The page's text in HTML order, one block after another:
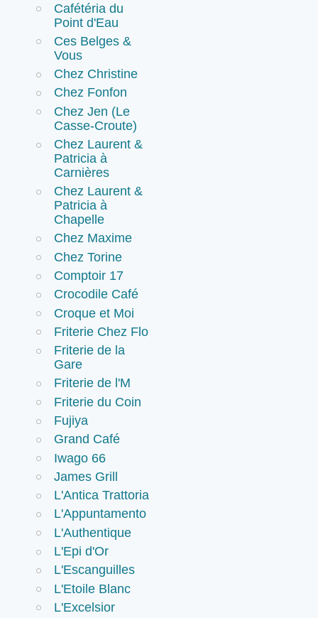
Cafétéria du
Point d'Eau
Ces Belges &
Vous
Chez Christine
Chez Fonfon
Chez Jen (Le
Casse-Croute)
Chez Laurent &
Patricia à
Carnières
Chez Laurent &
Patricia à
Chapelle
Chez Maxime
Chez Torine
Comptoir 17
Crocodile Café
Croque et Moi
Friterie Chez Flo
Friterie de la
Gare
Friterie de l'M
Friterie du Coin
Fujiya
Grand Café
Iwago 66
James Grill
L'Antica Trattoria
L'Appuntamento
L'Authentique
L'Epi d'Or
L'Escanguilles
L'Etoile Blanc
L'Excelsior